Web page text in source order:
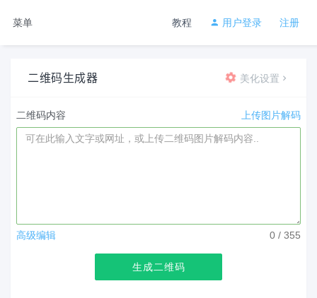
菜单 注册
用户登录
教程
二维码生成器 美化设置
上传图片解码
二维码内容
0 / 355
高级编辑
生成二维码